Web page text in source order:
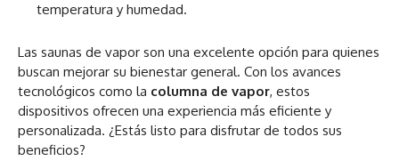
temperatura y humedad.
Las saunas de vapor son una excelente opción para quienes
buscan mejorar su bienestar general. Con los avances
tecnológicos como la columna de vapor, estos
dispositivos ofrecen una experiencia más eficiente y
personalizada. ¿Estás listo para disfrutar de todos sus
beneficios?